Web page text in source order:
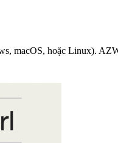
macOS, hoặc Linux).